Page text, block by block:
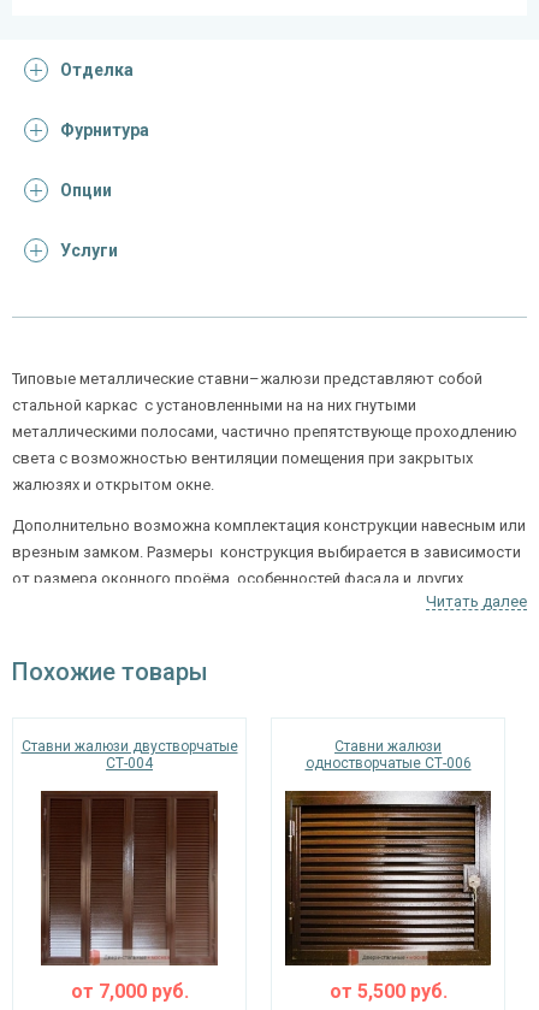
Отделка
Фурнитура
Опции
Услуги
Типовые металлические ставни–жалюзи представляют собой
стальной каркас с установленными на на них гнутыми
металлическими полосами, частично препятствующе проходлению
света с возможностью вентиляции помещения при закрытых
жалюзях и открытом окне.
Дополнительно возможна комплектация конструкции навесным или
врезным замком. Размеры конструкция выбирается в зависимости
от размера оконного проёма, особенностей фасада и других
декоративных панелей в соответствии с каталогом RAL.
Читать далее
Похожие товары
Ставни жалюзи двустворчатые
СТ-004
от 7,000руб.
Ставни жалюзи
одностворчатые СТ-006
от 5,500руб.